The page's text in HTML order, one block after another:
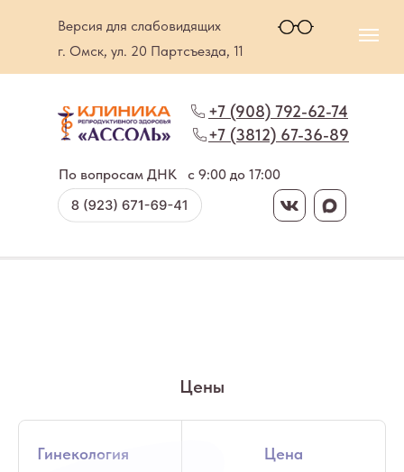
Версия для слабовидящих
+7 (3812) 67-36-89
+7 (908) 792-62-74
c 9:00 до 17:00
По вопросам ДНК
г. Омск, ул. 20 Партсъезда, 11
Цены
Гинекология Цена